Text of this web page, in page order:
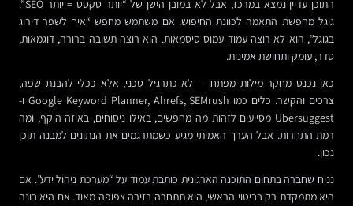
התוכן עדיין נמצא במרכז, אבל לא במובן הישן של “יותר טקסט = יותר SEO”.
גוגל מחפשת התאמה לכוונת החיפוש. אם משתמש מחפש “איך לשפר דירוג
בגוגל”, הוא לא רוצה עמוד עמוס סיסמאות. הוא רוצה תשובה ברורה, דוגמאות,
סדר, עומק ותחושת אמינות.
כאן נכנס מחקר מילות מפתח — לא כתרגיל טכני, אלא ככלי להבנת שפה,
צרכים והקשר. כלים כמו Google Keyword Planner, Ahrefs, SEMrush ו-
Ubersuggest מסייעים לזהות מה מחפשים, באילו ניסוחים, באיזה היקף, ומה
רמת התחרות. אבל הערך האמיתי מגיע כשמתרגמים את הנתונים למבנה תוכן
נכון.
נניח שחברה בתחום התוכנה הארגונית כותבת עמוד על “מערכת ניהול ידע”. אם
היא מתמקדת רק בביטוי הראשי, היא תתחרה בזירה צפופה מאוד. אם היא בונה